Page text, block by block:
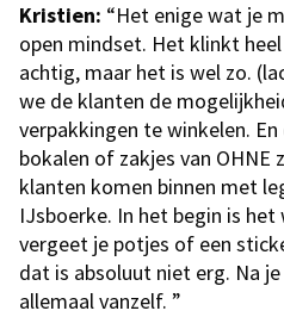
Kristien: “Het enige wat je
open mindset. Het klinkt
achtig, maar het is wel zo.
we de klanten de
verpakkingen te winkelen.
bokalen of zakjes van OHNE
klanten komen binnen met
IJsboerke. In het begin is het
vergeet je potjes of een
dat is absoluut niet erg. Na
allemaal vanzelf. ”